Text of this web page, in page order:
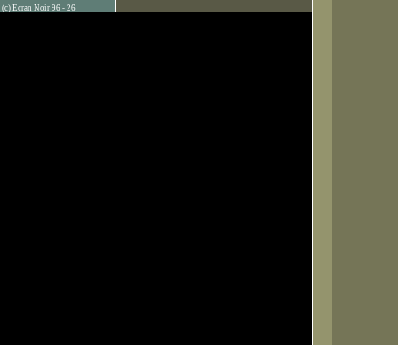
(c) Ecran Noir 96 - 26